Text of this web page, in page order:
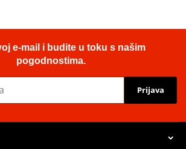
e-mail i budite u toku s našim
pogodnostima.
Prijava